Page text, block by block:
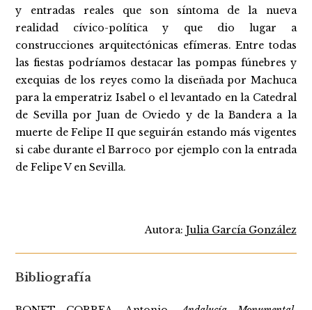
y entradas reales que son síntoma de la nueva
realidad cívico-política y que dio lugar a
construcciones arquitectónicas efímeras. Entre todas
las fiestas podríamos destacar las pompas fúnebres y
exequias de los reyes como la diseñada por Machuca
para la emperatriz Isabel o el levantado en la Catedral
de Sevilla por Juan de Oviedo y de la Bandera a la
muerte de Felipe II que seguirán estando más vigentes
si cabe durante el Barroco por ejemplo con la entrada
de Felipe V en Sevilla.
Autora: Julia García González
Bibliografía